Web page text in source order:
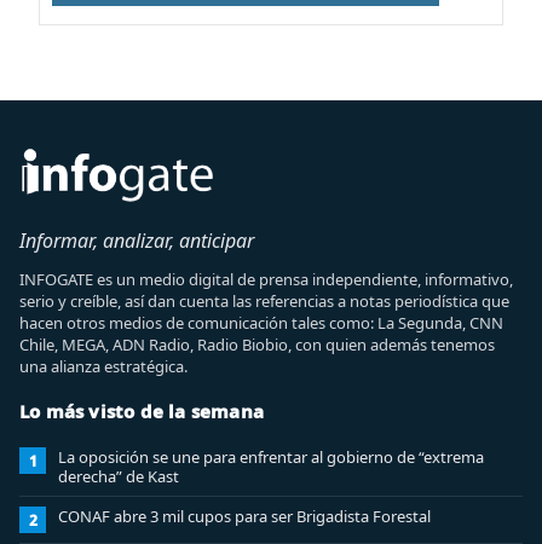
Informar, analizar, anticipar
INFOGATE es un medio digital de prensa independiente, informativo,
serio y creíble, así dan cuenta las referencias a notas periodística que
hacen otros medios de comunicación tales como: La Segunda, CNN
Chile, MEGA, ADN Radio, Radio Biobio, con quien además tenemos
una alianza estratégica.
Lo más visto de la semana
1
La oposición se une para enfrentar al gobierno de “extrema
derecha” de Kast
2 CONAF abre 3 mil cupos para ser Brigadista Forestal